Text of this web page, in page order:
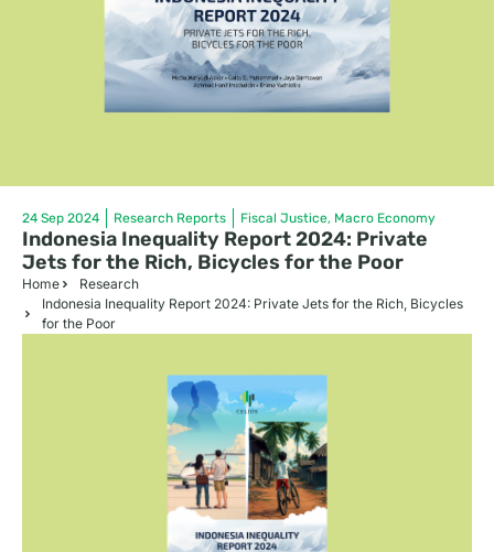
24 Sep 2024 Research Reports Fiscal Justice, Macro Economy
Indonesia Inequality Report 2024: Private
Jets for the Rich, Bicycles for the Poor
Home
Research
Indonesia Inequality Report 2024: Private Jets for the Rich, Bicycles
for the Poor